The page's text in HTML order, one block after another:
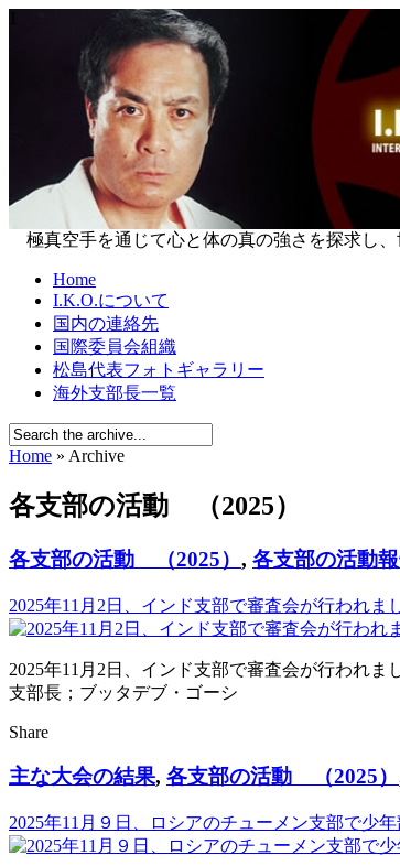
極真空手を通じて心と体の真の強さを探求し、
Home
I.K.O.について
国内の連絡先
国際委員会組織
松島代表フォトギャラリー
海外支部長一覧
Home » Archive
各支部の活動 （2025）
各支部の活動 （2025） , 各支部の活動
2025年11月2日、インド支部で審査会が行われま
2025年11月2日、インド支部で審査会が行われま
支部長；ブッタデブ・ゴーシ
Share
主な大会の結果, 各支部の活動 （2025）
2025年11月９日、ロシアのチューメン支部で少